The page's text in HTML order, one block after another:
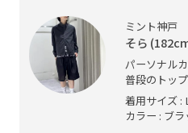
ミント神戸
そら
パーソナル
普段のトッ
着用サイズ : L
カラー : ブ